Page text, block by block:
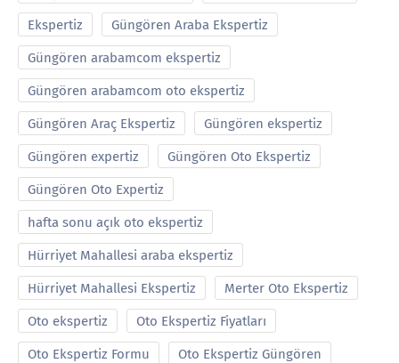
Ekspertiz Güngören Araba Ekspertiz
Güngören arabamcom ekspertiz
Güngören arabamcom oto ekspertiz
Güngören Araç Ekspertiz Güngören ekspertiz
Güngören expertiz Güngören Oto Ekspertiz
Güngören Oto Expertiz
hafta sonu açık oto ekspertiz
Hürriyet Mahallesi araba ekspertiz
Hürriyet Mahallesi Ekspertiz Merter Oto Ekspertiz
Oto ekspertiz Oto Ekspertiz Fiyatları
Oto Ekspertiz Formu Oto Ekspertiz Güngören